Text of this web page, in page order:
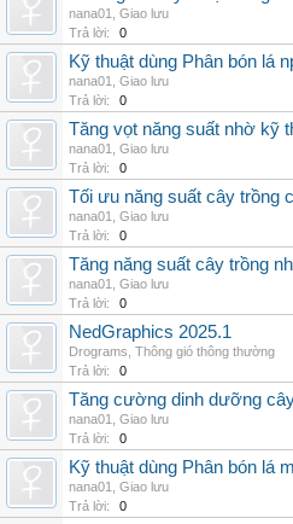
nana01
Giao lưu
Trả lời:
0
Kỹ thuật dùng Phân bón lá
nana01
Giao lưu
Trả lời:
0
Tăng vọt năng suất nhờ kỹ
nana01
Giao lưu
Trả lời:
0
Tối ưu năng suất cây trồng
nana01
Giao lưu
Trả lời:
0
Tăng năng suất cây trồng
nana01
Giao lưu
Trả lời:
0
NedGraphics 2025.1
Drograms Thông gió thông thường
Trả lời:
0
Tăng cường dinh dưỡng
nana01
Giao lưu
Trả lời:
0
Kỹ thuật dùng Phân bón lá
nana01
Giao lưu
Trả lời:
0